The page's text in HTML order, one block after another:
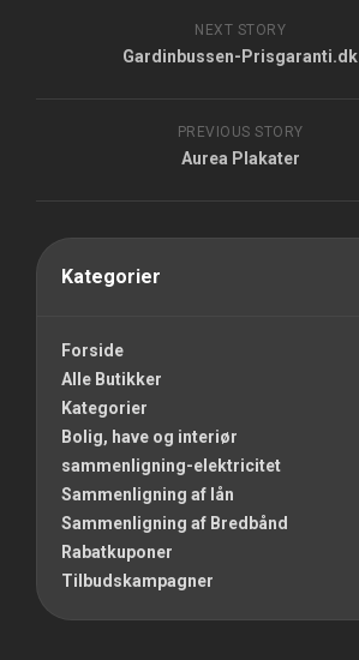
NEXT STORY
Gardinbussen-Prisgaranti.dk
PREVIOUS STORY
Aurea Plakater
Kategorier
Forside
Alle Butikker
Kategorier
Bolig, have og interiør
sammenligning-elektricitet
Sammenligning af lån
Sammenligning af Bredbånd
Rabatkuponer
Tilbudskampagner